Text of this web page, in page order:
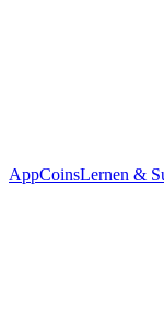
AppCoinsLernen &